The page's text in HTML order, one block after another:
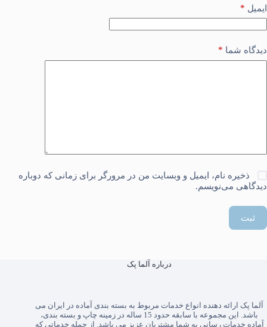
ایمیل *
دیدگاه شما *
ذخیره نام، ایمیل و وبسایت من در مرورگر برای زمانی که دوباره
دیدگاهی می‌نویسم.
ثبت
درباره آلما پک
آلما پک ارائه دهنده انواع خدمات مربوط به بسته بندی آماده در ایران می
باشد. این مجموعه با سابقه حدود 15 ساله در زمینه چاپ و بسته بندی،
آماده خدمات رسانی به شما مشتریان عزیز می باشد. از جمله خدماتی که